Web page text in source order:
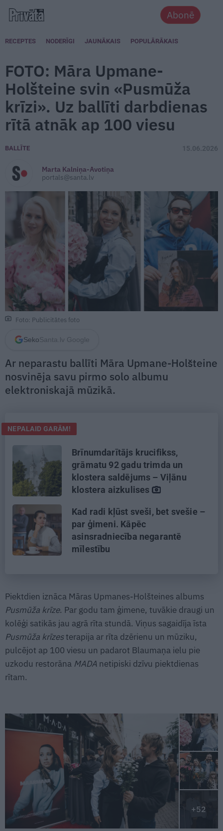
Abonē
RECEPTES NODERĪGI JAUNĀKAIS POPULĀRĀKAIS
FOTO: Māra Upmane-
Holšteine svin «Pusmūža
krīzi». Uz ballīti darbdienas
rītā atnāk ap 100 viesu
BALLĪTE 15.06.2026
Marta Kalniņa-Avotiņa
portals@santa.lv
Foto: Publicitātes foto
Seko Santa.lv Google
Ar neparastu ballīti Māra Upmane-Holšteine
nosvinēja savu pirmo solo albumu
elektroniskajā mūzikā.
NEPALAID GARĀM!
Brīnumdarītājs krucifikss,
grāmatu 92 gadu trimda un
klostera saldējums – Viļānu
klostera aizkulises
Kad radi kļūst sveši, bet svešie –
par ģimeni. Kāpēc
asinsradniecība negarantē
mīlestību
Piektdien iznāca Māras Upmanes-Holšteines albums
Pusmūža krīze. Par godu tam ģimene, tuvākie draugi un
kolēģi satikās jau agrā rīta stundā. Viņus sagaidīja īsta
Pusmūža krīzesterapija ar rīta dzērienu un mūziku,
pulcējot ap 100 viesu un padarot Blaumaņa ielu pie
uzkodu restorāna MADA netipiski dzīvu piektdienas
rītam.
+52